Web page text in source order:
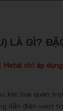
LÀ GÌ?
Metal chỉ áp
kim loại quan
dẫn điện vượt